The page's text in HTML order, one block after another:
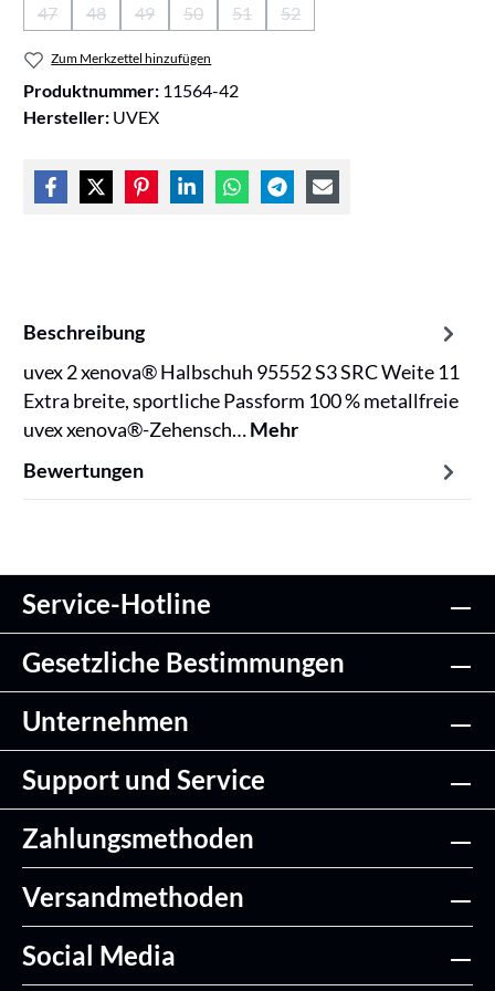
47
(Diese Option ist zurzeit nicht verfügbar.)
48
(Diese Option ist zurzeit nicht verfügbar.)
49
(Diese Option ist zurzeit nicht verfügbar.)
50
(Diese Option ist zurzeit nicht verfügbar.)
51
(Diese Option ist zurzeit nicht
52
(Diese Option ist zurzeit
Zum Merkzettel hinzufügen
Produktnummer: 11564-42
Hersteller: UVEX
Beschreibung
uvex 2 xenova® Halbschuh 95552 S3 SRC Weite 11
Extra breite, sportliche Passform 100 % metallfreie
uvex xenova®-Zehensch…Mehr
Bewertungen
Service-Hotline
Gesetzliche Bestimmungen
Unternehmen
Support und Service
Zahlungsmethoden
Versandmethoden
Social Media